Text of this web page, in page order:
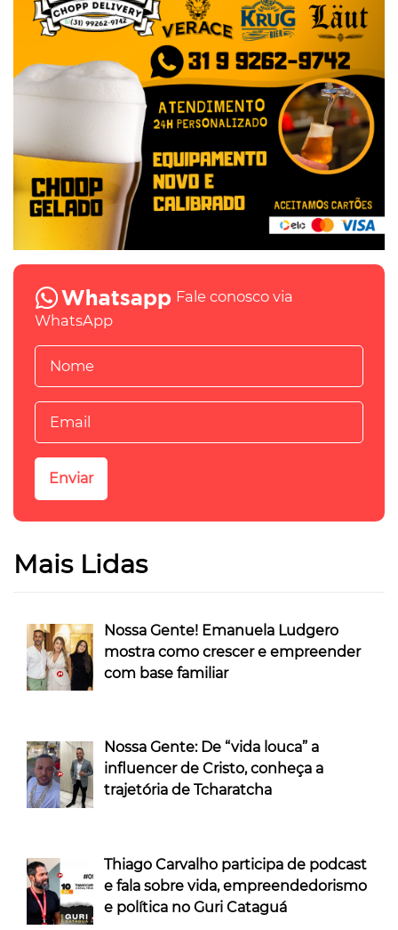
Fale conosco via
WhatsApp
Mais Lidas
Nossa Gente! Emanuela Ludgero
mostra como crescer e empreender
com base familiar
Nossa Gente: De “vida louca” a
influencer de Cristo, conheça a
trajetória de Tcharatcha
Thiago Carvalho participa de podcast
e fala sobre vida, empreendedorismo
e política no Guri Cataguá